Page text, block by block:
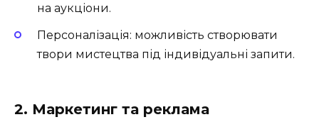
на аукціони.
Персоналізація: можливість створювати
твори мистецтва під індивідуальні запити.
2. Маркетинг та реклама